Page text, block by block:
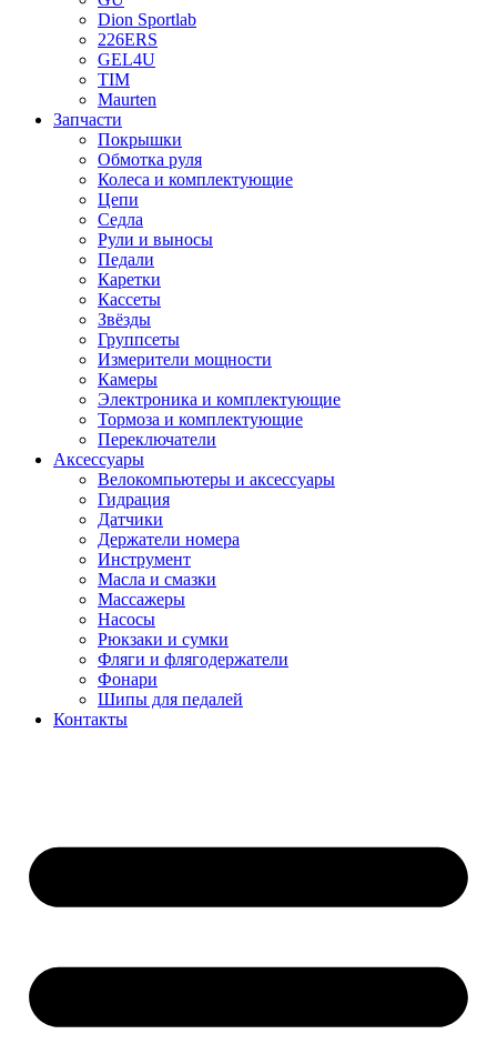
Dion Sportlab
226ERS
GEL4U
TIM
Maurten
Запчасти
Покрышки
Обмотка руля
Колеса и комплектующие
Цепи
Седла
Рули и выносы
Педали
Каретки
Кассеты
Звёзды
Группсеты
Измерители мощности
Камеры
Электроника и комплектующие
Тормоза и комплектующие
Переключатели
Аксессуары
Велокомпьютеры и аксессуары
Гидрация
Датчики
Держатели номера
Инструмент
Масла и смазки
Массажеры
Насосы
Рюкзаки и сумки
Фляги и флягодержатели
Фонари
Шипы для педалей
Контакты